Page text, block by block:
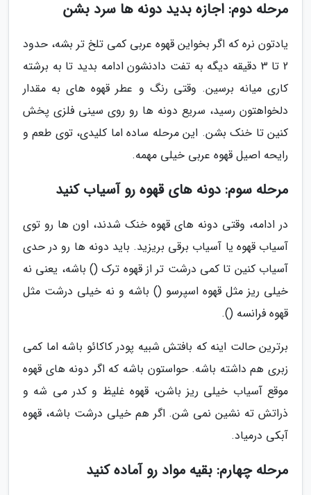
مرحله دوم: اجازه بدید دونه ها سرد بشن
یادتون نره که اگر بخواین قهوه عربی کمی تلخ تر بشه، حدود
2 تا 3 دقیقه دیگه به تفت دادنشون ادامه بدید تا به برشته
کاری میانه برسین. وقتی رنگ و عطر قهوه های به مقدار
دلخواهتون رسید، سریع دونه ها رو روی سینی فلزی پخش
کنین تا خنک بشن. این مرحله ساده اما کلیدی، توی طعم و
رایحه اصیل قهوه عربی خیلی مهمه.
مرحله سوم: دونه های قهوه رو آسیاب کنید
در ادامه، وقتی دونه های قهوه خنک شدند، اون ها رو توی
آسیاب قهوه یا آسیاب برقی بریزید. باید دونه ها رو در حدی
آسیاب کنین تا کمی درشت تر از قهوه ترک () باشه، یعنی نه
خیلی ریز مثل قهوه اسپرسو () باشه و نه خیلی درشت مثل
قهوه فرانسه ().
برترین حالت اینه که بافتش شبیه پودر کاکائو باشه اما کمی
زبری هم داشته باشه. حواستون باشه که اگر دونه های قهوه
موقع آسیاب خیلی ریز باشن، قهوه غلیظ و کدر می شه و
ذراتش ته نشین نمی شن. اگر هم خیلی درشت باشه، قهوه
آبکی درمیاد.
مرحله چهارم: بقیه مواد رو آماده کنید